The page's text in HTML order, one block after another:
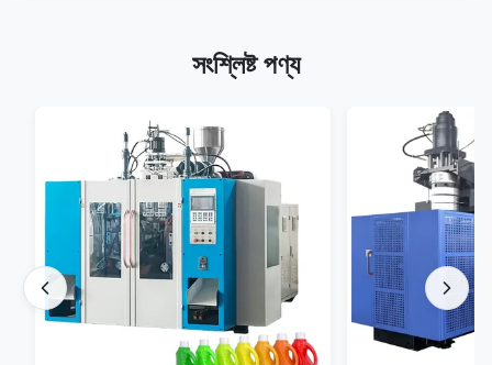
সংশ্লিষ্ট পণ্য